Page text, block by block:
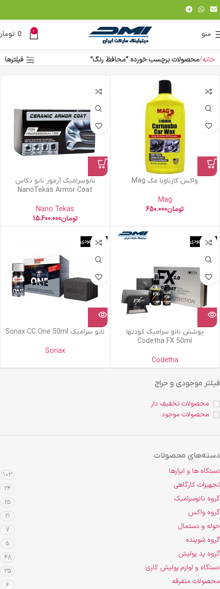
منو 0
0
فیلتر موجودی و حراج
محصولات تخفیف دار
محصولات موجود
دسته‌های محصولات
دستگاه ها و ابزارها 103
تجهیزات کارگاهی 24
گروه نانوسرامیک 25
گروه واکس 21
حوله و دستمال 7
گروه شوینده 5
گروه پد پولیش 48
دستگاه و لوازم پولیش کاری 35
محصولات متفرقه 6
خانه محصولات برچسب خورده “محافظ رنگ” فیلترها
واکس کارناوبا مگ Mag
Mag
تومان650.000
نانوسرامیک آرمور نانو تکاس
NanoTekas Armor Coat
Nano Tekas
تومان15.600.000
اتمام موجودی
پوشش نانو سرامیک کودتها
Codetha FX 50ml
Codetha
اتمام موجودی
نانو سرامیک Sonax CC One 50ml
Sonax